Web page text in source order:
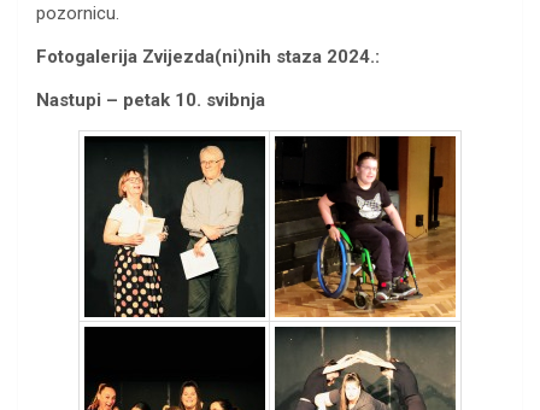
pozornicu.
Fotogalerija Zvijezda(ni)nih staza 2024.:
Nastupi – petak 10. svibnja